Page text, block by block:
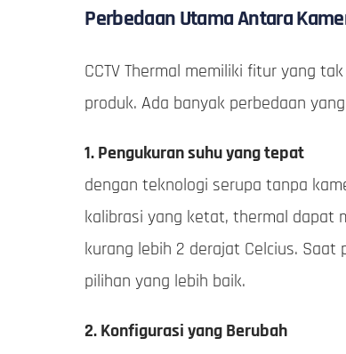
Perbedaan Utama Antara
CCTV Thermal memiliki fitur yang
produk. Ada banyak perbedaan
1. Pengukuran suhu yang tepat
dengan teknologi serupa tanpa
kalibrasi yang ketat, thermal dapat
kurang lebih 2 derajat Celcius.
pilihan yang lebih baik.
2. Konfigurasi yang Berubah